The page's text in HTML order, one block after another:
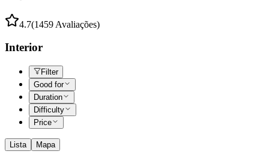
4.7(1459 Avaliações)
Interior
Filter
Good for
Duration
Difficulty
Price
Lista Mapa